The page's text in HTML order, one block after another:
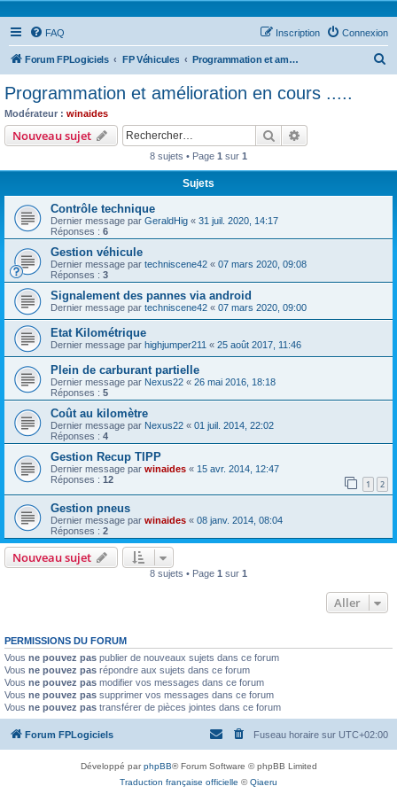
FAQ Connexion
Inscription
Forum FPLogiciels FP Véhicules Programmation et amélioration en cours .....
Programmation et amélioration en cours .....
Modérateur : winaides
Nouveau sujet Rechercher
8 sujets • Page 1 sur 1
Sujets
Contrôle technique
Dernier message par GeraldHig « 31 juil. 2020, 14:17
Réponses : 6
Gestion véhicule
Dernier message par techniscene42 « 07 mars 2020, 09:08
Réponses : 3
Signalement des pannes via android
Dernier message par techniscene42 « 07 mars 2020, 09:00
Etat Kilométrique
Dernier message par highjumper211 « 25 août 2017, 11:46
Plein de carburant partielle
Dernier message par Nexus22 « 26 mai 2016, 18:18
Réponses : 5
Coût au kilomètre
Dernier message par Nexus22 « 01 juil. 2014, 22:02
Réponses : 4
Gestion Recup TIPP
Dernier message par winaides « 15 avr. 2014, 12:47
Réponses : 12 1 2
Gestion pneus
Dernier message par winaides « 08 janv. 2014, 08:04
Réponses : 2
Nouveau sujet
8 sujets • Page 1 sur 1
Aller
PERMISSIONS DU FORUM
Vous ne pouvez pas publier de nouveaux sujets dans ce forum
Vous ne pouvez pas répondre aux sujets dans ce forum
Vous ne pouvez pas modifier vos messages dans ce forum
Vous ne pouvez pas supprimer vos messages dans ce forum
Vous ne pouvez pas transférer de pièces jointes dans ce forum
Forum FPLogiciels Fuseau horaire sur UTC+02:00
Développé parphpBB® Forum Software © phpBB Limited
Traduction française officielle ©Qiaeru